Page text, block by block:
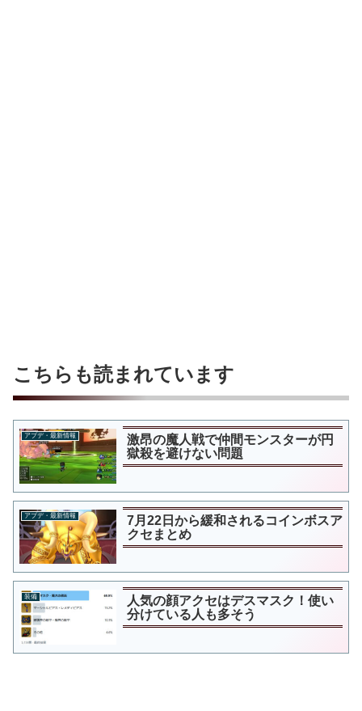
こちらも読まれています
アプデ・最新情報
激昂の魔人戦で仲間モンスターが円
獄殺を避けない問題
アプデ・最新情報
7月22日から緩和されるコインボスア
クセまとめ
装備
人気の顔アクセはデスマスク！使い
分けている人も多そう